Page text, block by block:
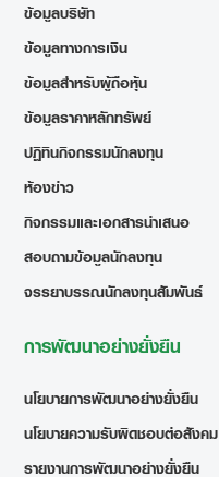
ข้อมูลบริษัท
ข้อมูลทางการเงิน
ข้อมูลสำหรับผู้ถือหุ้น
ข้อมูลราคาหลักทรัพย์
ปฏิทินกิจกรรมนักลงทุน
ห้องข่าว
กิจกรรมและเอกสารนำเสนอ
สอบถามข้อมูลนักลงทุน
จรรยาบรรณนักลงทุนสัมพันธ์
การพัฒนาอย่างยั่งยืน
นโยบายการพัฒนาอย่างยั่งยืน
นโยบายความรับผิดชอบต่อสังคม
รายงานการพัฒนาอย่างยั่งยืน